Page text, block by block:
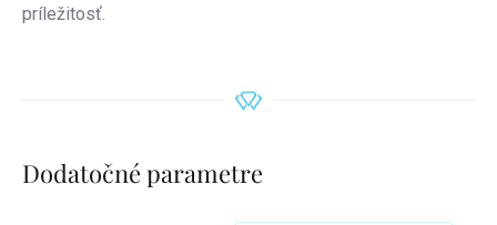
príležitosť.
Dodatočné parametre